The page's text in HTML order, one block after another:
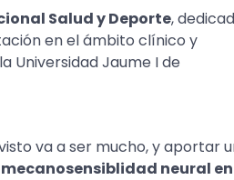
Salud y Deporte,
en el ámbito clínico y
Universidad Jaume I de
va a ser mucho, y aportar
neural